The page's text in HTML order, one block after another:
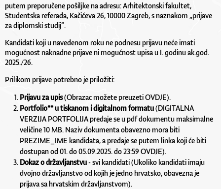
putem preporučene pošiljke na adresu: Arhitektonski fakultet,
Studentska referada, Kačićeva 26, 10000 Zagreb, s naznakom „prijave
za diplomski studij“.
Kandidati koji u navedenom roku ne podnesu prijavu neće imati
mogućnost naknadne prijave ni mogućnost upisa u I. godinu ak.god.
2025./26.
Prilikom prijave potrebno je priložiti:
Prijavu za upis(Obrazac možete preuzetiOVDJE).
Portfolio**u tiskanom i digitalnom formatu(DIGITALNA
VERZIJA PORTFOLIJA predaje se u pdf dokumentu maksimalne
veličine 10 MB. Naziv dokumenta obavezno mora biti
PREZIME_IME kandidata, a predaje se putem linka koji će biti
dostupan od 01. do 05.09.2025. do 23:59 OVDJE).
Dokaz o državljanstvu- svi kandidati (Ukoliko kandidati imaju
dvojno državljanstvo od kojih je jedno hrvatsko, obavezna je
prijava sa hrvatskim državljanstvom).